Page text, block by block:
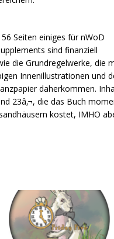
Seiten einiges für nWoD
sind finanziell
die Grundregelwerke, die
Innenillustrationen und
daherkommen.
23â‚¬, die das Buch
kostet, IMHO